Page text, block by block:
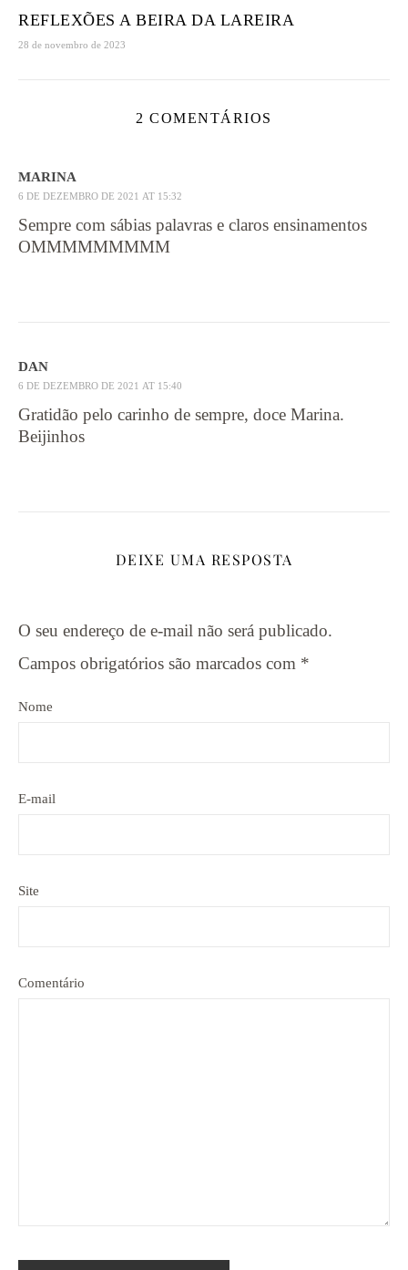
REFLEXÕES A BEIRA DA LAREIRA
28 de novembro de 2023
2 COMENTÁRIOS
MARINA
6 DE DEZEMBRO DE 2021 AT 15:32
Sempre com sábias palavras e claros ensinamentos
OMMMMMMMMM
DAN
6 DE DEZEMBRO DE 2021 AT 15:40
Gratidão pelo carinho de sempre, doce Marina.
Beijinhos
DEIXE UMA RESPOSTA
O seu endereço de e-mail não será publicado.
Campos obrigatórios são marcados com *
Nome
E-mail
Site
Comentário